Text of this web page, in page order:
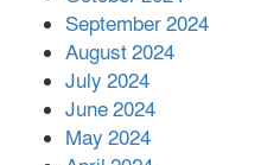
সহায়তা
September 2024
August 2024
July 2024
June 2024
May 2024